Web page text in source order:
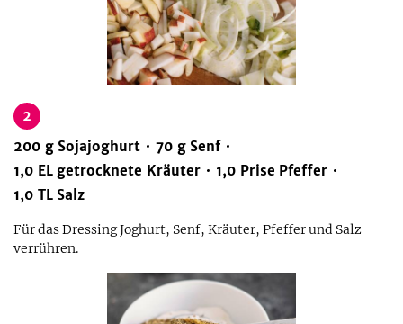
2
200 g Sojajoghurt 70 g Senf
1,0 EL getrocknete Kräuter 1,0 Prise Pfeffer
1,0 TL Salz
Für das Dressing Joghurt, Senf, Kräuter, Pfeffer und Salz
verrühren.